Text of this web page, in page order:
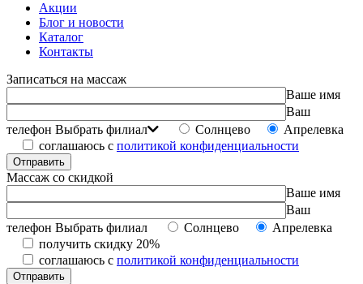
Акции
Блог и новости
Каталог
Контакты
Записаться на массаж
Ваше имя
Ваш
телефон Выбрать филиал Солнцево
Апрелевка
соглашаюсь с политикой конфиденциальности
Массаж со скидкой
Ваше имя
Ваш
телефон Выбрать филиал Солнцево
Апрелевка
получить скидку 20%
соглашаюсь с политикой конфиденциальности